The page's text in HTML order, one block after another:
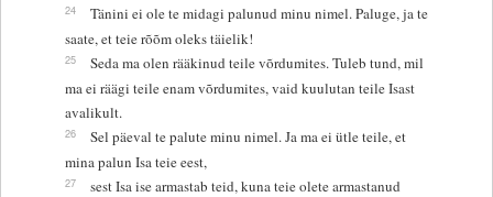
24
Tänini ei ole te midagi palunud minu nimel. Paluge, ja te
saate, et teie rõõm oleks täielik!
25
Seda ma olen rääkinud teile võrdumites. Tuleb tund, mil
ma ei räägi teile enam võrdumites, vaid kuulutan teile Isast
avalikult.
26
Sel päeval te palute minu nimel. Ja ma ei ütle teile, et
mina palun Isa teie eest,
27
sest Isa ise armastab teid, kuna teie olete armastanud